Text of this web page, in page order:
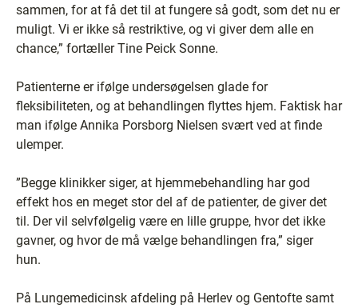
sammen, for at få det til at fungere så godt, som det nu er
muligt. Vi er ikke så restriktive, og vi giver dem alle en
chance,” fortæller Tine Peick Sonne.
Patienterne er ifølge undersøgelsen glade for
fleksibiliteten, og at behandlingen flyttes hjem. Faktisk har
man ifølge Annika Porsborg Nielsen svært ved at finde
ulemper.
”Begge klinikker siger, at hjemmebehandling har god
effekt hos en meget stor del af de patienter, de giver det
til. Der vil selvfølgelig være en lille gruppe, hvor det ikke
gavner, og hvor de må vælge behandlingen fra,” siger
hun.
På Lungemedicinsk afdeling på Herlev og Gentofte samt